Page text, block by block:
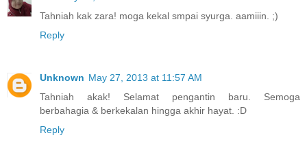
Tahniah kak zara! moga kekal smpai syurga. aamiiin. ;)
Reply
Unknown May 27, 2013 at 11:57 AM
Tahniah akak! Selamat pengantin baru. Semoga
berbahagia & berkekalan hingga akhir hayat. :D
Reply